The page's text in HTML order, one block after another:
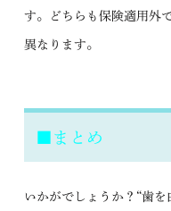
す。どちらも保険適用外
異なります。
■まとめ
いかがでしょうか？“歯